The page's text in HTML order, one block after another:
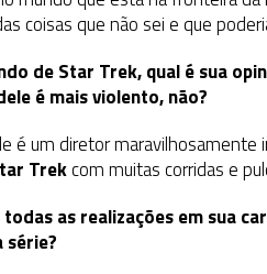
coisas que não sei e que
de Star Trek, qual é sua
é mais violento, não?
é um diretor
Trekcom muitas corridas e
as realizações em sua
série?